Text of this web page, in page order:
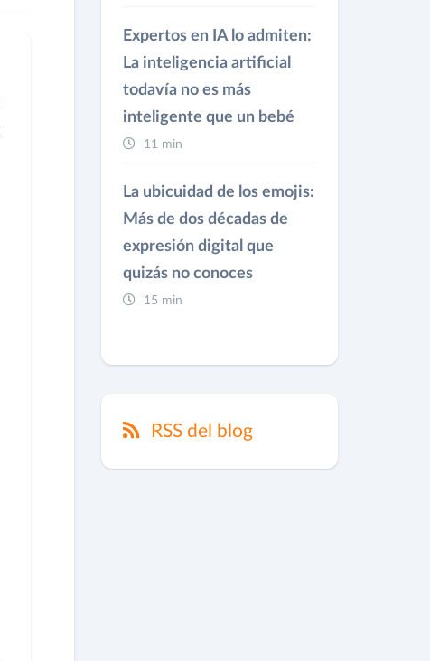
Expertos en IA lo admiten:
La inteligencia artificial
todavía no es más
inteligente que un bebé
11 min
La ubicuidad de los emojis:
Más de dos décadas de
expresión digital que
quizás no conoces
15 min
RSS del blog